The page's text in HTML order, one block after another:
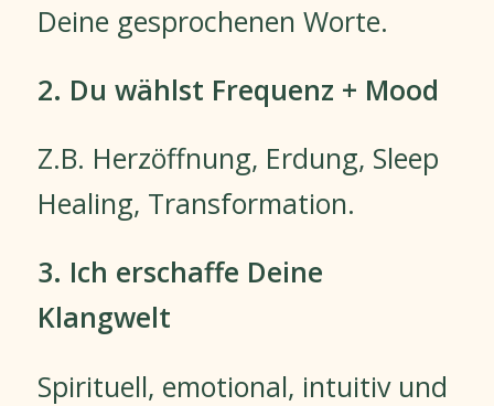
Deine gesprochenen Worte.
2. Du wählst Frequenz + Mood
Z.B. Herzöffnung, Erdung, Sleep
Healing, Transformation.
3. Ich erschaffe Deine
Klangwelt
Spirituell, emotional, intuitiv und